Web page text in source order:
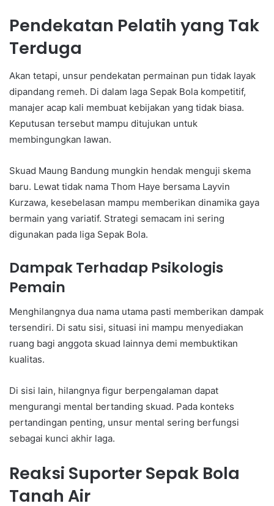
Pendekatan Pelatih yang Tak
Terduga
Akan tetapi, unsur pendekatan permainan pun tidak layak
dipandang remeh. Di dalam laga Sepak Bola kompetitif,
manajer acap kali membuat kebijakan yang tidak biasa.
Keputusan tersebut mampu ditujukan untuk
membingungkan lawan.
Skuad Maung Bandung mungkin hendak menguji skema
baru. Lewat tidak nama Thom Haye bersama Layvin
Kurzawa, kesebelasan mampu memberikan dinamika gaya
bermain yang variatif. Strategi semacam ini sering
digunakan pada liga Sepak Bola.
Dampak Terhadap Psikologis
Pemain
Menghilangnya dua nama utama pasti memberikan dampak
tersendiri. Di satu sisi, situasi ini mampu menyediakan
ruang bagi anggota skuad lainnya demi membuktikan
kualitas.
Di sisi lain, hilangnya figur berpengalaman dapat
mengurangi mental bertanding skuad. Pada konteks
pertandingan penting, unsur mental sering berfungsi
sebagai kunci akhir laga.
Reaksi Suporter Sepak Bola
Tanah Air